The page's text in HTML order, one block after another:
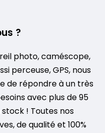
?
photo, caméscope,
perceuse, GPS, nous
de répondre à un très
avec plus de 95
! Toutes nos
de qualité et 100%